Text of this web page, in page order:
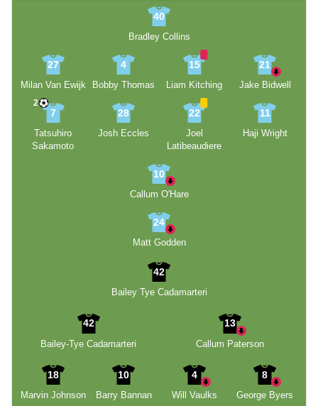
40
Bradley Collins
27
Milan Van Ewijk
4
Bobby Thomas
15
Liam Kitching
21
Jake Bidwell
7
2
Tatsuhiro
Sakamoto
28
Josh Eccles
22
Joel
Latibeaudiere
11
Haji Wright
10
Callum O'Hare
24
Matt Godden
42
Bailey Tye Cadamarteri
42
Bailey-Tye Cadamarteri
13
Callum Paterson
18
Marvin Johnson
10
Barry Bannan
4
Will Vaulks
8
George Byers